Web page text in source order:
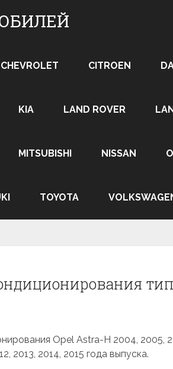
CHEVROLET CITROEN
KIA LAND ROVER
MITSUBISHI NISSAN
TOYOTA
Opel Astra-H 2004, 2005,
2013, 2014, 2015 года выпуска.